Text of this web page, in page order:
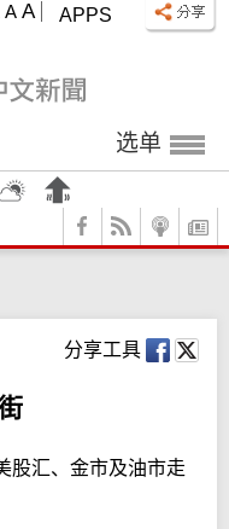
APPS
A A
选单
分享工具
股汇、金市及油市走